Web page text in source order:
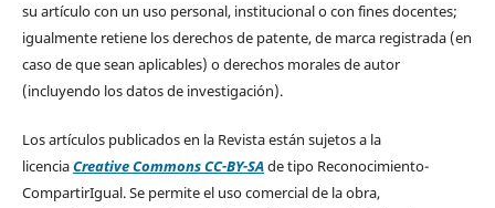
su artículo con un uso personal, institucional o con fines docentes;
igualmente retiene los derechos de patente, de marca registrada (en
caso de que sean aplicables) o derechos morales de autor
(incluyendo los datos de investigación).
Los artículos publicados en la Revista están sujetos a la
licenciaCreative Commons CC-BY-SAde tipo Reconocimiento-
CompartirIgual. Se permite el uso comercial de la obra,